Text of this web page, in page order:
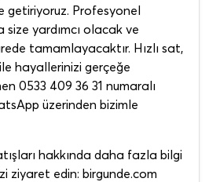
getiriyoruz. Profesyonel
yardımcı olacak ve
tamamlayacaktır. Hızlı sat,
hayallerinizi gerçeğe
0533 409 36 31 numaralı
üzerinden bizimle
hakkında daha fazla bilgi
ziyaret edin: birgunde.com